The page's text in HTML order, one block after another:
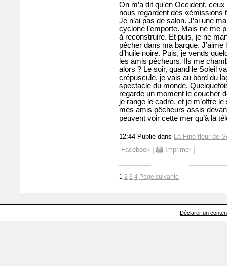
On m’a dit qu’en Occident,
nous regardent des «émissions
Je n’ai pas de salon. J’ai une
cyclone l’emporte. Mais ne me
à reconstruire. Et puis, je ne
pêcher dans ma barque.
d’huile noire. Puis, je vends
les amis pêcheurs. Ils me
alors ? Le soir, quand le Soleil
crépuscule, je vais au bord du
spectacle du monde.
regarde un moment le coucher
je range le cadre, et je m’offre
mes amis pêcheurs assis
peuvent voir cette mer qu’à la
12:44 Publié dans La Fine fleur de
Facebook
Imprimer
1 2 3 4 Page suivante
Déclarer un